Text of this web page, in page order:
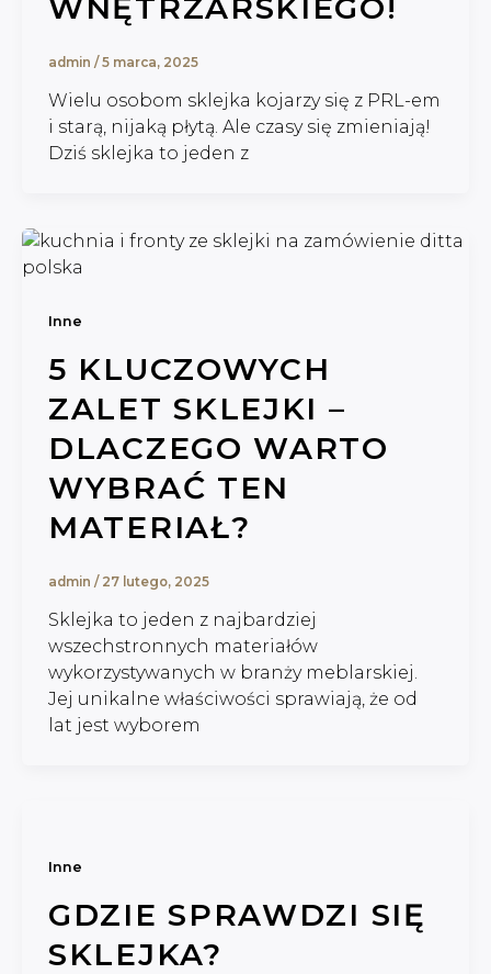
WNĘTRZARSKIEGO!
admin /5 marca, 2025
Wielu osobom sklejka kojarzy się z PRL-em
i starą, nijaką płytą. Ale czasy się zmieniają!
Dziś sklejka to jeden z
Inne
5 KLUCZOWYCH
ZALET SKLEJKI –
DLACZEGO WARTO
WYBRAĆ TEN
MATERIAŁ?
admin / 27 lutego, 2025
Sklejka to jeden z najbardziej
wszechstronnych materiałów
wykorzystywanych w branży meblarskiej.
Jej unikalne właściwości sprawiają, że od
lat jest wyborem
Inne
GDZIE SPRAWDZI SIĘ
SKLEJKA?